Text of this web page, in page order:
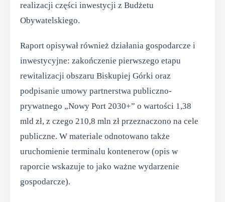
realizacji części inwestycji z Budżetu
Obywatelskiego.
Raport opisywał również działania gospodarcze i
inwestycyjne: zakończenie pierwszego etapu
rewitalizacji obszaru Biskupiej Górki oraz
podpisanie umowy partnerstwa publiczno-
prywatnego „Nowy Port 2030+” o wartości 1,38
mld zł, z czego 210,8 mln zł przeznaczono na cele
publiczne. W materiale odnotowano także
uruchomienie terminalu kontenerow (opis w
raporcie wskazuje to jako ważne wydarzenie
gospodarcze).